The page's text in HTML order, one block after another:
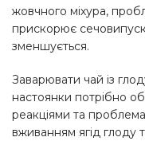
жовчного міхура,
прискорює
зменшується.
Заварювати чай із
настоянки потрібно
реакціями та
вживанням ягід глоду